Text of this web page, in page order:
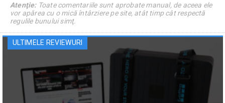
Atenţie:Toate comentariile sunt aprobate manual, de aceea ele
vor apărea cu o mică întârziere pe site, atât timp cât respectă
regulile bunului simţ.
ULTIMELE REVIEWURI